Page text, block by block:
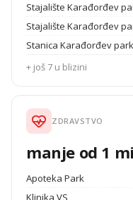
Stajalište Karađorđev
Stajalište Karađorđev
Stanica Karađorđev park
+ još 7 u blizini
ZDRAVSTVO
manje od 1
Apoteka Park
Klinika VS